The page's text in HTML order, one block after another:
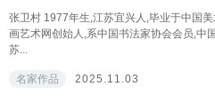
张卫村 1977年生,江苏宜兴人,毕业于中国
画艺术网创始人,系中国书法家协会会员,中
苏...
名家作品 2025.11.03